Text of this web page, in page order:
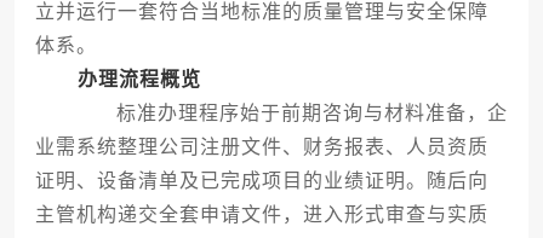
立并运行一套符合当地标准的质量管理与安全保障
体系。
办理流程概览
标准办理程序始于前期咨询与材料准备，企
业需系统整理公司注册文件、财务报表、人员资质
证明、设备清单及已完成项目的业绩证明。随后向
主管机构递交全套申请文件，进入形式审查与实质